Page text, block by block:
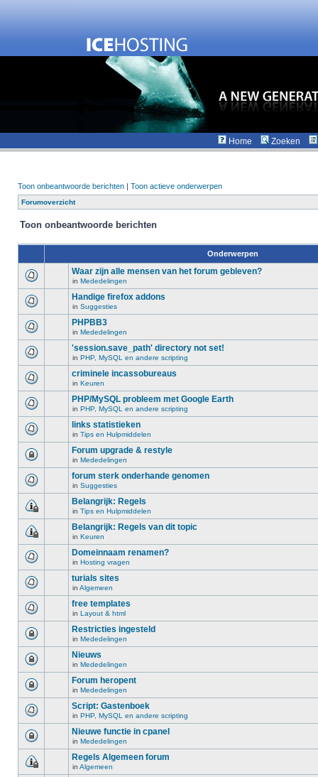
Home Zoeken
Toon onbeantwoorde berichten | Toon actieve onderwerpen
Forumoverzicht
Toon onbeantwoorde berichten
Onderwerpen
Waar zijn alle mensen van het forum gebleven?
in Mededelingen
Handige firefox addons
in Suggesties
PHPBB3
in Mededelingen
'session.save_path' directory not set!
in PHP, MySQL en andere scripting
criminele incassobureaus
in Keuren
PHP/MySQL probleem met Google Earth
in PHP, MySQL en andere scripting
links statistieken
in Tips en Hulpmiddelen
Forum upgrade & restyle
in Mededelingen
forum sterk onderhande genomen
in Suggesties
Belangrijk: Regels
in Tips en Hulpmiddelen
Belangrijk: Regels van dit topic
in Keuren
Domeinnaam renamen?
in Hosting vragen
turials sites
in Algemeen
free templates
in Layout & html
Restricties ingesteld
in Mededelingen
Nieuws
in Mededelingen
Forum heropent
in Mededelingen
Script: Gastenboek
in PHP, MySQL en andere scripting
Nieuwe functie in cpanel
in Mededelingen
Regels Algemeen forum
in Algemeen